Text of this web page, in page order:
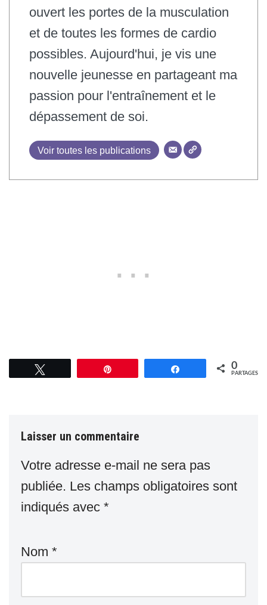
ouvert les portes de la musculation
et de toutes les formes de cardio
possibles. Aujourd'hui, je vis une
nouvelle jeunesse en partageant ma
passion pour l'entraînement et le
dépassement de soi.
Voir toutes les publications
Partagez 0
PARTAGES
Laisser un commentaire
Votre adresse e-mail ne sera pas
publiée. Les champs obligatoires sont
indiqués avec *
Nom *